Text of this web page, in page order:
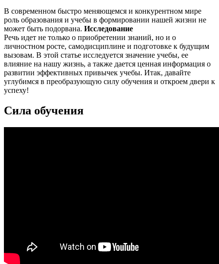
В современном быстро меняющемся и конкурентном мире
роль образования и учебы в формировании нашей жизни не
может быть подорвана. Исследование
Речь идет не только о приобретении знаний, но и о
личностном росте, самодисциплине и подготовке к будущим
вызовам. В этой статье исследуется значение учебы, ее
влияние на нашу жизнь, а также дается ценная информация о
развитии эффективных привычек учебы. Итак, давайте
углубимся в преобразующую силу обучения и откроем двери к
успеху!
Сила обучения